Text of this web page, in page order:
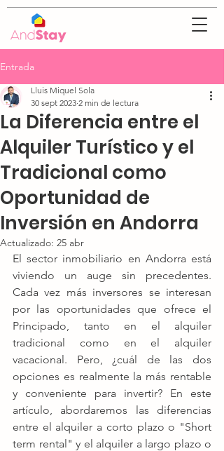
Entrada
La Diferencia entre el
Alquiler Turístico y el
Tradicional como
Oportunidad de
Inversión en Andorra
Lluis Miquel Sola
30 sept 2023 2 min de lectura
Actualizado: 25 abr
El sector inmobiliario en Andorra está
viviendo un auge sin precedentes.
Cada vez más inversores se interesan
por las oportunidades que ofrece el
Principado, tanto en el alquiler
tradicional como en el alquiler
vacacional. Pero, ¿cuál de las dos
opciones es realmente la más rentable
y conveniente para invertir? En este
artículo, abordaremos las diferencias
entre el alquiler a corto plazo o "Short
term rental" y el alquiler a largo plazo o